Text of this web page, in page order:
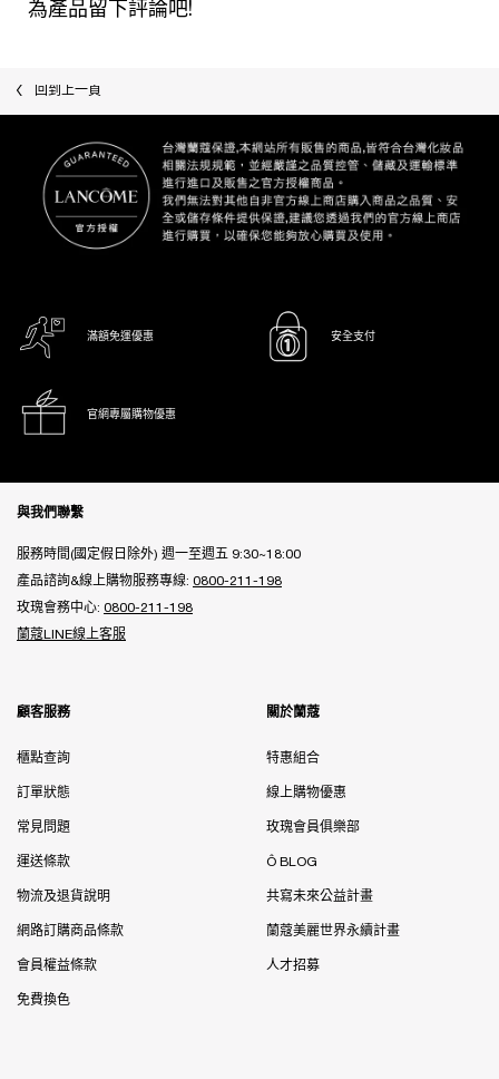
為產品留下評論吧!
回到上一頁
滿額免運優惠 安全支付
官網專屬購物優惠
與我們聯繫
服務時間(國定假日除外) 週一至週五 9:30~18:00
產品諮詢&線上購物服務專線: 0800-211-198
玫瑰會務中心: 0800-211-198
蘭蔻LINE線上客服
顧客服務
櫃點查詢
訂單狀態
常見問題
運送條款
物流及退貨說明
網路訂購商品條款
會員權益條款
免費換色
關於蘭蔻
特惠組合
線上購物優惠
玫瑰會員俱樂部
Ô BLOG
共寫未來公益計畫
蘭蔻美麗世界永續計畫
人才招募